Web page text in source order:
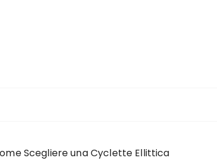
Scegliere una Cyclette Ellittica